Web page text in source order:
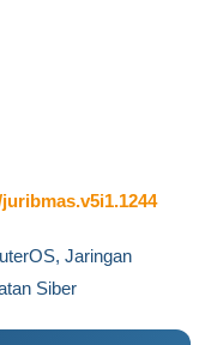
Jaringan
Siber